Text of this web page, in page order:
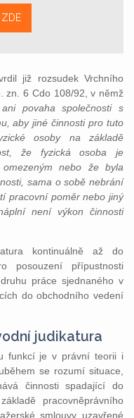
ZDE
již rozsudek Vrchního
zn. 6 Cdo 108/92, v němž
ani povaha společnosti s
aby jiné činnosti pro tuto
osoby na základě
že fyzická osoba je
nebo že byla
sama o sobě nebrání
pracovní poměr nebo jiný
není výkon činnosti
kontinuálně až do
posouzení přípustnosti
práce sjednaného v
do obchodního vedení
judikatura
funkcí je v právní teorii i
se rozumí situace,
činnosti spadající do
pracovněprávního
smlouvy uzavřené